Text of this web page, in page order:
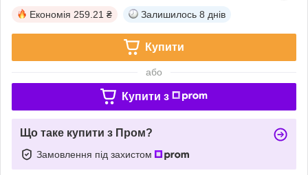
Економія 259.21 ₴ Залишилось 8 днів
Купити
або
Купити з
Що таке купити з Пром?
Замовлення під захистом